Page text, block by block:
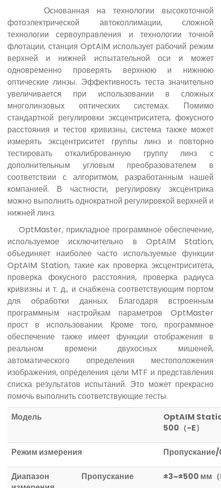
Основанная на технологии высокоточной
фотоэлектрической автоколлимации, сложной
технологии сервоуправления и технологии точной
флотации, станция OptAIM использует рабочий режим
верхней и нижней испытательной оси и может
одновременно проверять верхнюю и нижнюю
оптические линзы. Эффективность теста значительно
увеличивается при использовании в сложных
многолинзовых оптических системах. Помимо
стандартной регулировки эксцентриситета, фокусного
расстояния и тестов кривизны, система также может
измерять эксцентриситет группы линз и повторно
тестировать откалиброванную группу линз с
дополнительным угловым преобразователем в
соответствии с алгоритмом, разработанным нашей
компанией. В частности, регулировку эксцентрика
можно выполнить однократной регулировкой верхней и
нижней линз.
OptMaster, прикладное программное обеспечение,
используемое исключительно в OptAIM Station,
объединяет наиболее часто используемые функции
OptAIM Station, такие как проверка эксцентриситета,
проверка фокусного расстояния, проверка радиуса
кривизны и т. д., и снабжена соответствующим портом
для обработки данных. Благодаря встроенным
программным настройкам параметров OptMaster
прост в использовании. Кроме того, программное
обеспечение также имеет функции отображения в
реальном времени двухосных мишеней,
автоматического определения местоположения
изображения, определения цели MTF и представления
списка результатов испытаний. Это может прекрасно
помочь выполнить соответствующие тесты.
Модель
OptAIM
500 （-E）
Режим измерения
Диапазон
Пропускание ±3~±500 мм （